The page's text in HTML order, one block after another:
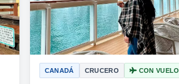
CANADÁ CRUCERO CON VUELO